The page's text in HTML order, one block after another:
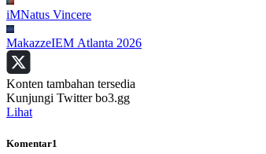
iMNatus Vincere
MakazzeIEM Atlanta 2026
Konten tambahan tersedia
Kunjungi Twitter bo3.gg
Lihat
Komentar1